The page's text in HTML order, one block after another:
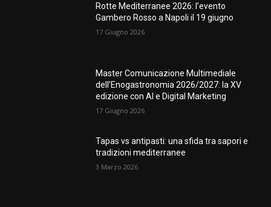
Rotte Mediterranee 2026: l’evento
Gambero Rosso a Napoli il 19 giugno
17 Giugno 2026
Master Comunicazione Multimediale
dell’Enogastronomia 2026/2027: la XV
edizione con AI e Digital Marketing
17 Giugno 2026
Tapas vs antipasti: una sfida tra sapori e
tradizioni mediterranee
3 Marzo 2026